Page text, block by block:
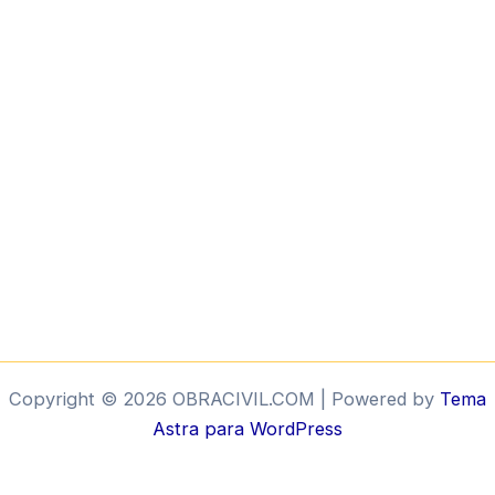
Copyright © 2026 OBRACIVIL.COM | Powered by Tema
Astra para WordPress